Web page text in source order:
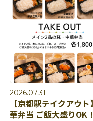
2026.07.31
【京都駅テイクアウト
華弁当 ご飯大盛りOK！